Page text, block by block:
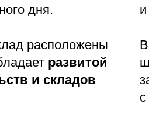
дня.
расположены
развитой
и складов